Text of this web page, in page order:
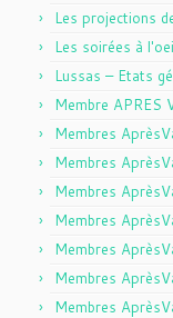
Les projections
Les soirées à
Lussas – Etats
Membre APRES
Membres
Membres
Membres
Membres
Membres
Membres
Membres